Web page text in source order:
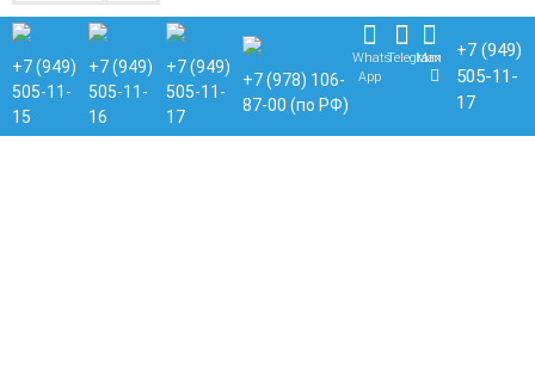
+7 (949)
505-11-
15
+7 (949)
505-11-
16
+7 (949)
505-11-
17
+7 (978) 106-
87-00 (по РФ)
Whats
App
Telegram
Max
+7 (949)
505-11-
17